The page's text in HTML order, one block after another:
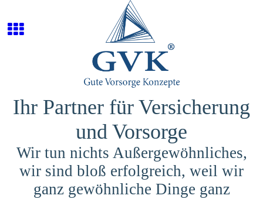
Ihr Partner für Versicherung
und Vorsorge
Wir tun nichts Außergewöhnliches,
wir sind bloß erfolgreich, weil wir
ganz gewöhnliche Dinge ganz